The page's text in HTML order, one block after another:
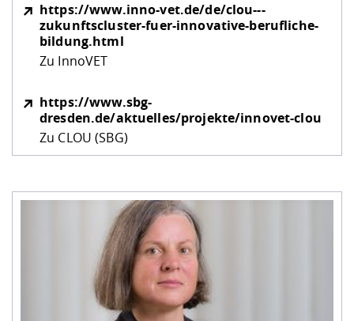
https://www.inno-vet.de/de/clou---
zukunftscluster-fuer-innovative-berufliche-
bildung.html
Zu InnoVET
https://www.sbg-
dresden.de/aktuelles/projekte/innovet-clou
Zu CLOU (SBG)